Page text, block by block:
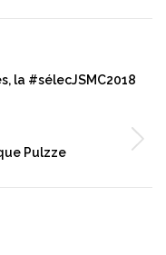
la #sélecJSMC2018
Pulzze